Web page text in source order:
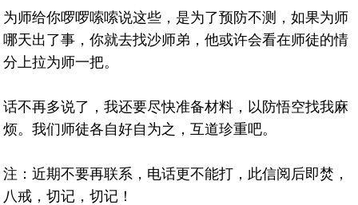
为师给你啰啰嗦嗦说这些，是为了预防不测，如果为师
哪天出了事，你就去找沙师弟，他或许会看在师徒的情
分上拉为师一把。
话不再多说了，我还要尽快准备材料，以防悟空找我麻
烦。我们师徒各自好自为之，互道珍重吧。
注：近期不要再联系，电话更不能打，此信阅后即焚，
八戒，切记，切记！